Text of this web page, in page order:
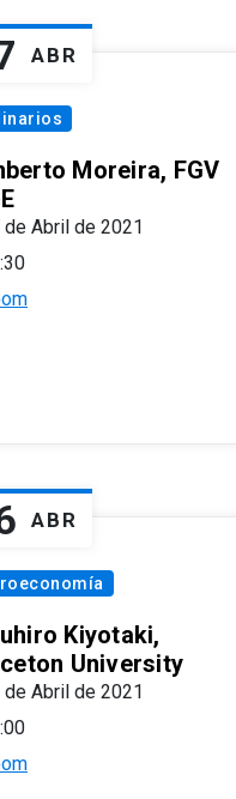
ABR
Moreira, FGV
de Abril de 2021
ABR
Kiyotaki,
University
de Abril de 2021